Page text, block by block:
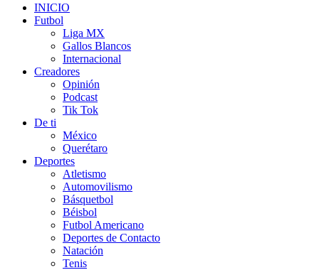
INICIO
Futbol
Liga MX
Gallos Blancos
Internacional
Creadores
Opinión
Podcast
Tik Tok
De ti
México
Querétaro
Deportes
Atletismo
Automovilismo
Básquetbol
Béisbol
Futbol Americano
Deportes de Contacto
Natación
Tenis